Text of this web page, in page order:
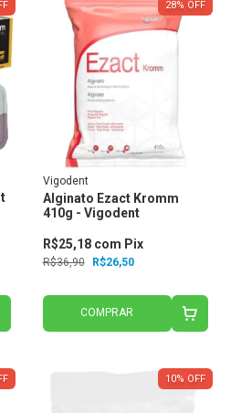
28% OFF
Vigodent
Alginato Ezact Kromm
410g - Vigodent
R$36,90 R$26,50
R$25,18 com Pix
COMPRAR
10% OFF